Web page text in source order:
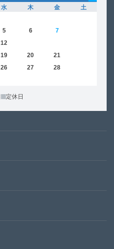
水 木 金
土
5 6 7
12
19 20 21
26 27 28
定休日